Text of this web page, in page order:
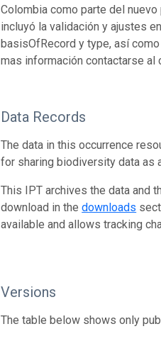
Colombia como parte del
incluyó la validación y ajustes
basisOfRecord y type, así
mas información contactarse al
Data Records
The data in this occurrence
for sharing biodiversity data as
This IPT archives the data and
download in thedownloads
available and allows tracking
Versions
The table below shows only